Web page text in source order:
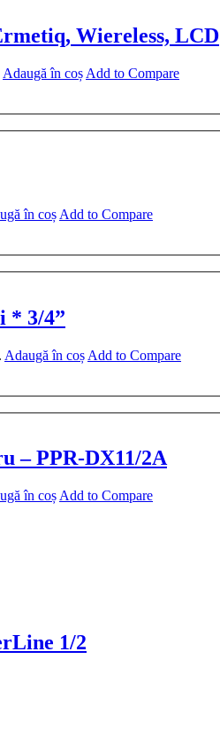
Wiereless, LCD
Adaugă în coș Add to Compare
în coș Add to Compare
* 3/4”
Adaugă în coș Add to Compare
– PPR-DX11/2A
în coș Add to Compare
1/2